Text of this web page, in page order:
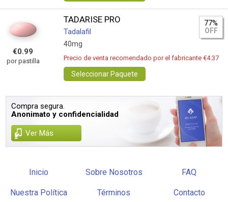
€0.99
por pastilla
TADARISE PRO
Tadalafil
40mg
77%
OFF
Precio de venta recomendado por el fabricante €4.37
Seleccionar Paquete
Compra segura.
Anonimato y confidencialidad
Ver Más
Inicio Sobre Nosotros FAQ
Nuestra Política Términos Contacto